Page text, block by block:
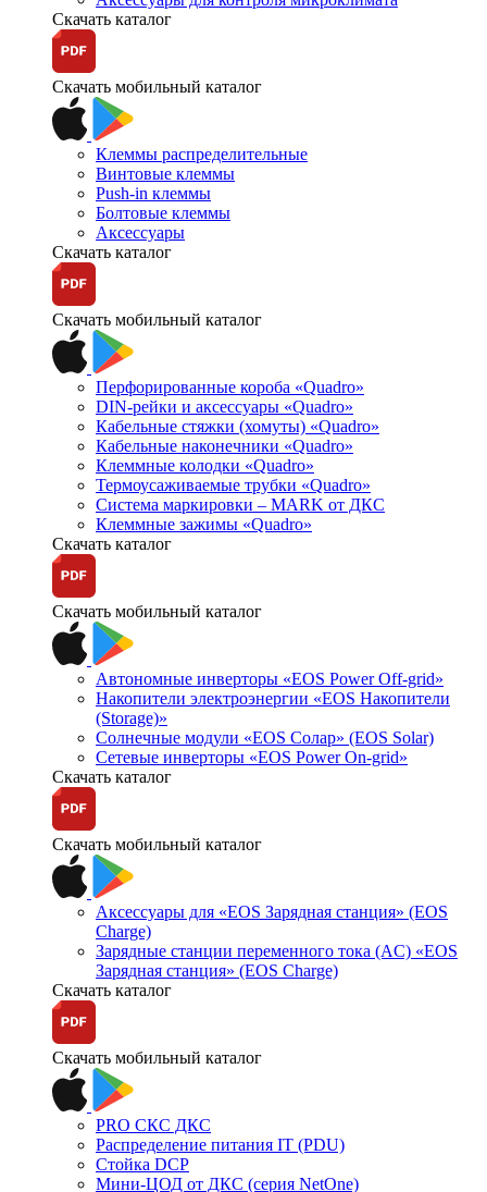
Скачать каталог
Скачать мобильный каталог
Клеммы распределительные
Винтовые клеммы
Push-in клеммы
Болтовые клеммы
Аксессуары
Скачать каталог
Скачать мобильный каталог
Перфорированные короба «Quadro»
DIN-рейки и аксессуары «Quadro»
Кабельные стяжки (хомуты) «Quadro»
Кабельные наконечники «Quadro»
Клеммные колодки «Quadro»
Термоусаживаемые трубки «Quadro»
Система маркировки – MARK от ДКС
Клеммные зажимы «Quadro»
Скачать каталог
Скачать мобильный каталог
Автономные инверторы «EOS Power Off-grid»
Накопители электроэнергии «EOS Накопители
(Storage)»
Солнечные модули «EOS Солар» (EOS Solar)
Сетевые инверторы «EOS Power On-grid»
Скачать каталог
Скачать мобильный каталог
Аксессуары для «EOS Зарядная станция» (EOS
Charge)
Зарядные станции переменного тока (AC) «EOS
Зарядная станция» (EOS Charge)
Скачать каталог
Скачать мобильный каталог
PRO СКС ДКС
Распределение питания IT (PDU)
Стойка DCP
Мини-ЦОД от ДКС (серия NetOne)